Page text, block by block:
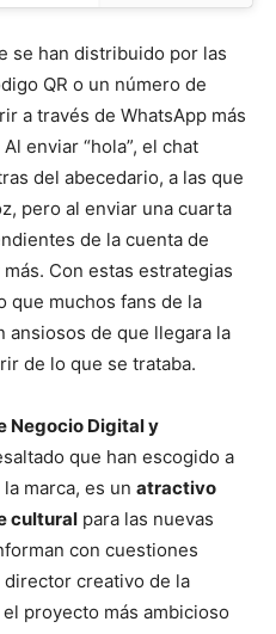
se han distribuido por las
QR o un número de
a través de WhatsApp más
enviar “hola”, el chat
del abecedario, a las que
pero al enviar una cuarta
de la cuenta de
más. Con estas estrategias
que muchos fans de la
ansiosos de que llegara la
de lo que se trataba.
Negocio Digital y
que han escogido a
marca, es un atractivo
cultural para las nuevas
con cuestiones
creativo de la
proyecto más ambicioso